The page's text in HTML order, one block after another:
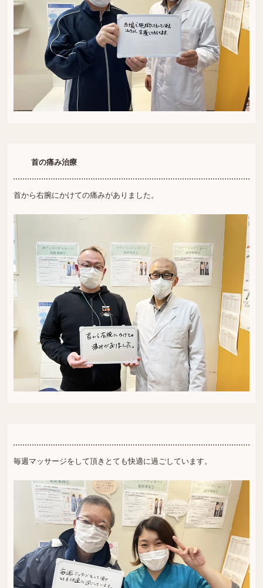
首の痛み治療
首から右腕にかけての痛みがありました。
毎週マッサージをして頂きとても快適に過ごしています。